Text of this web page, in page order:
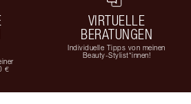
€
VIRTUELLE
BERATUNGEN
Individuelle Tipps von meinen
Beauty-Stylist*innen!